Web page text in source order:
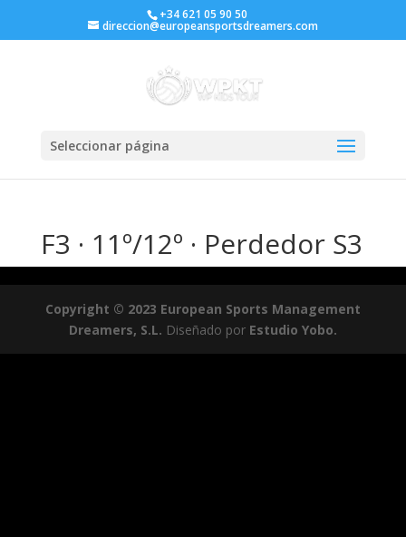
+34 621 05 90 50
direccion@europeansportsdreamers.com
Seleccionar página
F3 · 11º/12º · Perdedor S3
Copyright © 2023 European Sports Management
Dreamers, S.L. Diseñado por Estudio Yobo.